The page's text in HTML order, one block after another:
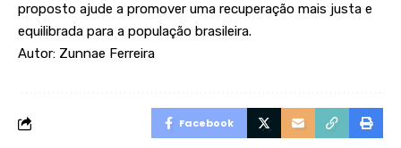
proposto ajude a promover uma recuperação mais justa e
equilibrada para a população brasileira.
Autor: Zunnae Ferreira
Facebook